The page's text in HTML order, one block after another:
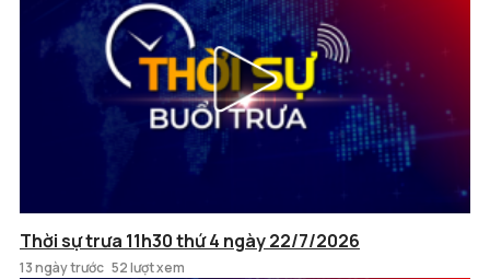
Thời sự trưa 11h30 thứ 4 ngày 22/7/2026
13 ngày trước 52 lượt xem